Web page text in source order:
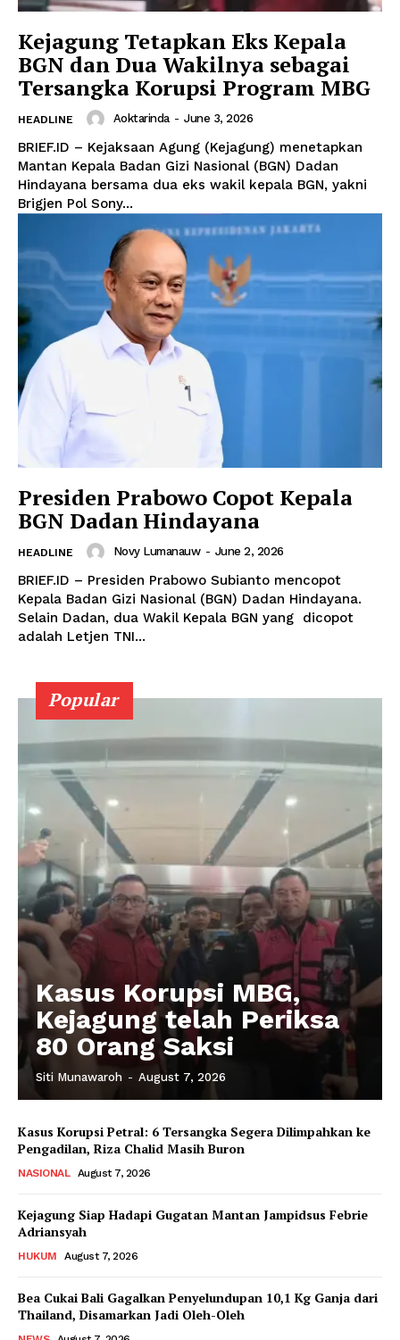
Kejagung Tetapkan Eks Kepala
BGN dan Dua Wakilnya sebagai
Tersangka Korupsi Program MBG
HEADLINE Aoktarinda - June 3, 2026
BRIEF.ID – Kejaksaan Agung (Kejagung) menetapkan
Mantan Kepala Badan Gizi Nasional (BGN) Dadan
Hindayana bersama dua eks wakil kepala BGN, yakni
Brigjen Pol Sony...
Presiden Prabowo Copot Kepala
BGN Dadan Hindayana
HEADLINE Novy Lumanauw - June 2, 2026
BRIEF.ID – Presiden Prabowo Subianto mencopot
Kepala Badan Gizi Nasional (BGN) Dadan Hindayana.
Selain Dadan, dua Wakil Kepala BGN yang dicopot
adalah Letjen TNI...
Popular
Kasus Korupsi MBG,
Kejagung telah Periksa
80 Orang Saksi
Siti Munawaroh - August 7, 2026
Kasus Korupsi Petral: 6 Tersangka Segera Dilimpahkan ke
Pengadilan, Riza Chalid Masih Buron
NASIONAL August 7, 2026
Kejagung Siap Hadapi Gugatan Mantan Jampidsus Febrie
Adriansyah
HUKUM August 7, 2026
Bea Cukai Bali Gagalkan Penyelundupan 10,1 Kg Ganja dari
Thailand, Disamarkan Jadi Oleh-Oleh